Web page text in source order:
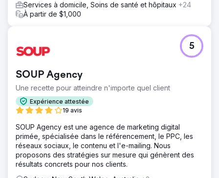
Services à domicile, Soins de santé et hôpitaux +24
À partir de $1,000
SOUP Agency
Une recette pour atteindre n'importe quel client
Expérience attestée
19 avis
5
SOUP Agency est une agence de marketing digital
primée, spécialisée dans le référencement, le PPC, les
réseaux sociaux, le contenu et l'e-mailing. Nous
proposons des stratégies sur mesure qui génèrent des
résultats concrets pour nos clients.